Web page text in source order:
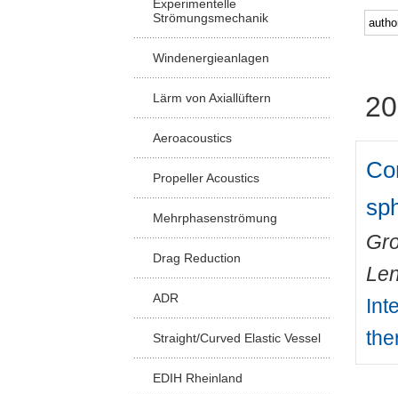
Experimentelle
Strömungsmechanik
Windenergieanlagen
Lärm von Axiallüftern
Aeroacoustics
Propeller Acoustics
Mehrphasenströmung
Drag Reduction
ADR
Straight/Curved Elastic Vessel
EDIH Rheinland